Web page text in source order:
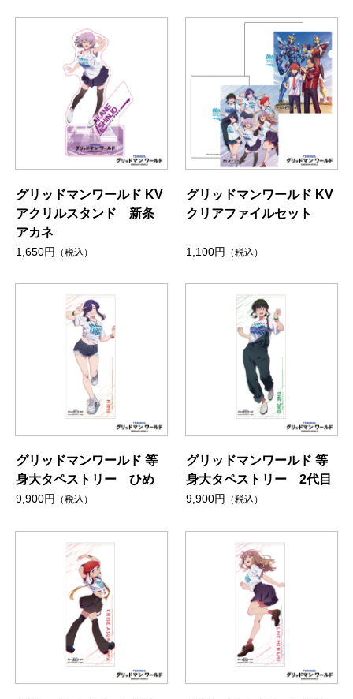
グリッドマンワールド KV
アクリルスタンド 新条
アカネ
1,650円 （税込）
グリッドマンワールド KV
クリアファイルセット
1,100円 （税込）
グリッドマンワールド 等
身大タペストリー ひめ
9,900円 （税込）
グリッドマンワールド 等
身大タペストリー 2代目
9,900円 （税込）